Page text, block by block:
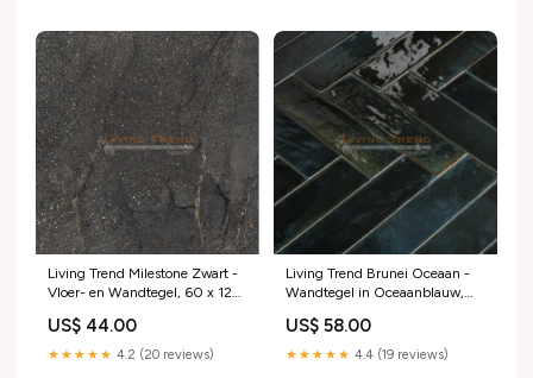
Living Trend Milestone Zwart -
Vloer- en Wandtegel, 60 x 120
US$ 44.00
★★★★★ 4.2 (20 reviews)
Living Trend Brunei Oceaan -
Wandtegel in Oceaanblauw,
US$ 58.00
★★★★★ 4.4 (19 reviews)